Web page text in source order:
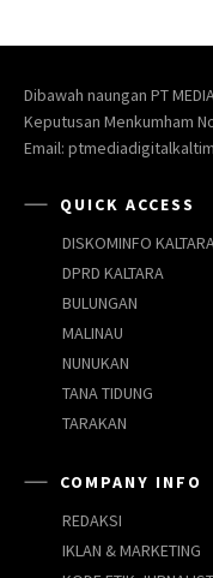
Dibawah naungan PT
Keputusan Menkumham
Email:
QUICK ACCESS
DISKOMINFO
DPRD KALTARA
BULUNGAN
MALINAU
NUNUKAN
TANA TIDUNG
TARAKAN
COMPANY INFO
REDAKSI
IKLAN & MARKETING